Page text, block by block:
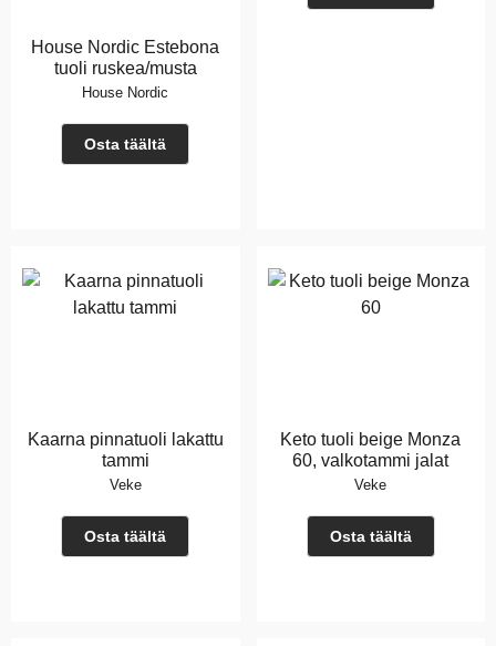
House Nordic Estebona
tuoli ruskea/musta
House Nordic
Osta täältä
Kaarna pinnatuoli lakattu
tammi
Veke
Osta täältä
Keto tuoli beige Monza
60, valkotammi jalat
Veke
Osta täältä